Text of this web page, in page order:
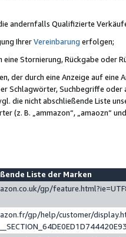
andernfalls Qualifizierte
IhrerVereinbarung erfolgen;
eine Stornierung, Rückgabe oder
der durch eine Anzeige auf
Schlagwörter, Suchbegriffe
die nicht abschließende Liste
(z. B. „ammazon“, „amaozn“
Liste der Marken
gp/
gp/help/customer/